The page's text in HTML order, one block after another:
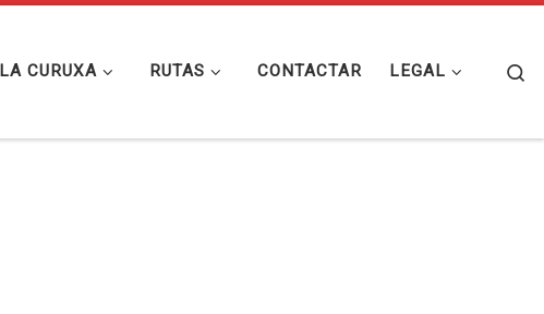
LA CURUXA RUTAS CONTACTAR LEGAL